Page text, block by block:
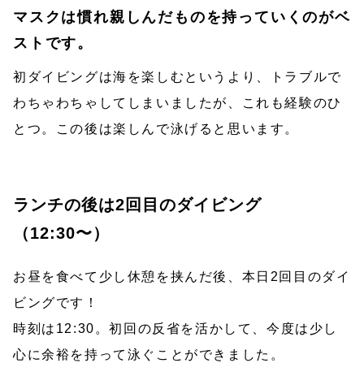
マスクは慣れ親しんだものを持っていくのがベ
ストです。
初ダイビングは海を楽しむというより、トラブルで
わちゃわちゃしてしまいましたが、これも経験のひ
とつ。この後は楽しんで泳げると思います。
ランチの後は2回目のダイビング
（12:30〜）
お昼を食べて少し休憩を挟んだ後、本日2回目のダイ
ビングです！
時刻は12:30。初回の反省を活かして、今度は少し
心に余裕を持って泳ぐことができました。